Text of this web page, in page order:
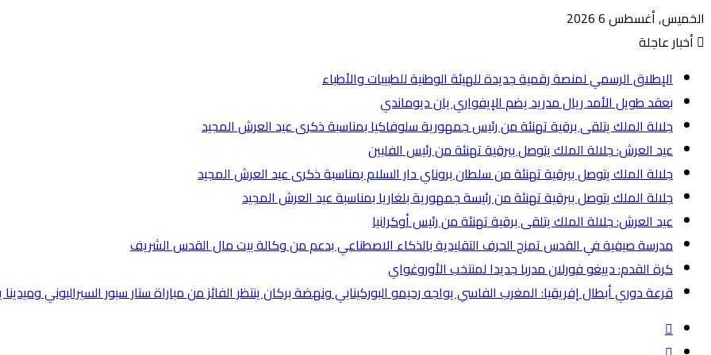
الخميس, أغسطس 6 2026
أخبار عاجلة
الإطلاق الرسمي لمنصة رقمية جديدة للهيئة الوطنية للطبيبات والأطباء
بعقد طويل الأمد ريال مدريد يضم الإيفواري يان ديوماندي
جلالة الملك يتلقى برقية تهنئة من رئيس جمهورية سلوفاكيا بمناسبة ذكرى عيد العرش المجيد
عيد العرش: جلالة الملك يتوصل ببرقية تهنئة من رئيس الفلبين
جلالة الملك يتوصل ببرقية تهنئة من سلطان بروناي دار السلام بمناسبة ذكرى عيد العرش المجيد
جلالة الملك يتوصل ببرقية تهنئة من رئيسة جمهورية بلغاريا بمناسبة عيد العرش المجيد
عيد العرش: جلالة الملك يتلقى برقية تهنئة من رئيس أوكرانيا
مدرسة صيفية في القدس تمزج الحرف التقليدية بالذكاء الاصطناعي بدعم من وكالة بيت مال القدس الشريف
كرة القدم: دييغو فورلان مدربا جديدا لمنتخب الأوروغواي
قرعة دوري أبطال إفريقيا: المغرب الفاسي يواجه رحيمو البوركينابي ونهضة بركان ينتظر الفائز من مباراة ستار سبور السيراليوني وميدينا
إضافة